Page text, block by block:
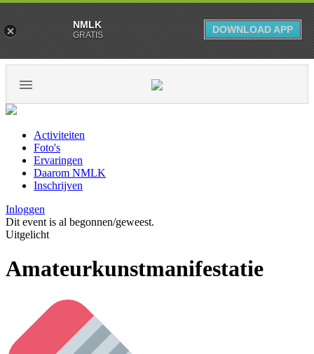
Activiteiten
Foto's
Ervaringen
Daarom NMLK
Inschrijven
Inloggen
Dit event is al begonnen/geweest.
Uitgelicht
Amateurkunstmanifestatie
NMLK
GRATIS DOWNLOAD APP